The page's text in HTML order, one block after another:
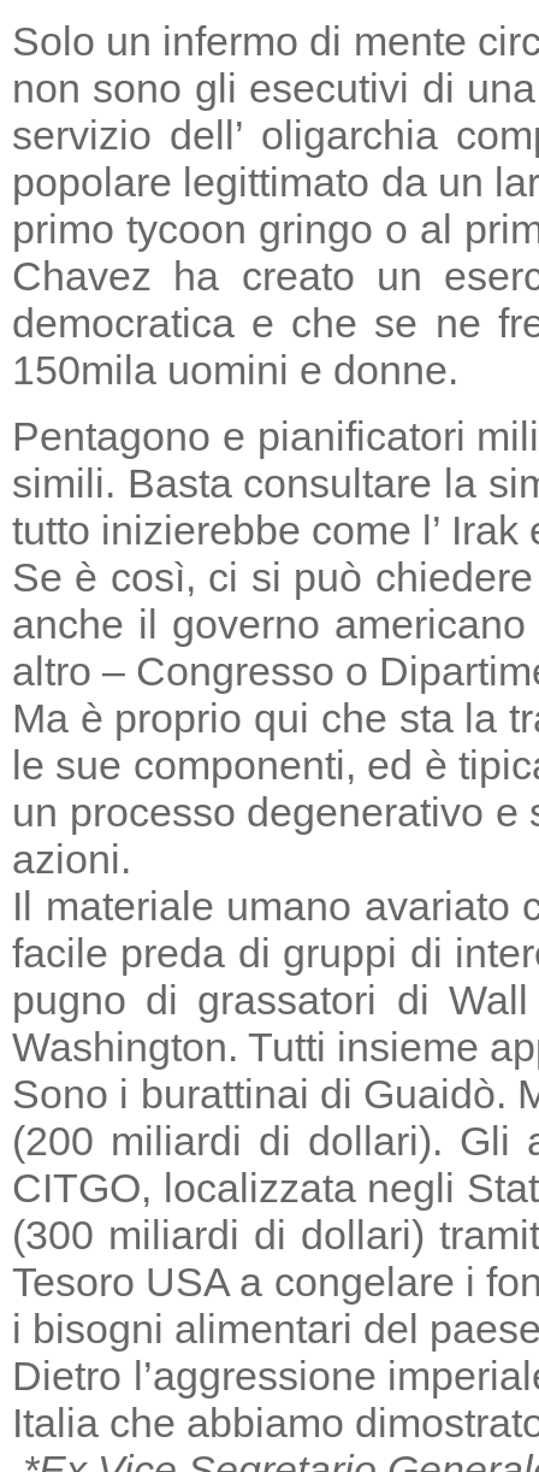
Solo un infermo di mente
non sono gli esecutivi di
servizio dell’ oligarchia
popolare legittimato da un
primo tycoon gringo o al
Chavez ha creato un
democratica e che se ne
150mila uomini e donne.
Pentagono e pianificatori
simili. Basta consultare la
tutto inizierebbe come l’
Se è così, ci si può
anche il governo
altro – Congresso o
Ma è proprio qui che sta la
le sue componenti, ed è
un processo degenerativo
azioni.
Il materiale umano avariato
facile preda di gruppi di
pugno di grassatori di
Washington. Tutti insieme
Sono i burattinai di Guaidò.
(200 miliardi di dollari). Gli
CITGO, localizzata negli
(300 miliardi di dollari)
Tesoro USA a congelare i
i bisogni alimentari del
Dietro l’aggressione
Italia che abbiamo